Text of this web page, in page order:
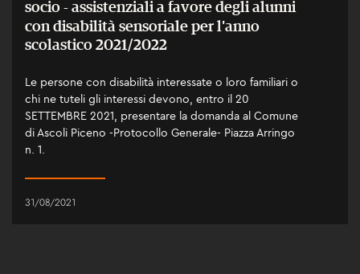
socio - assistenziali a favore degli alunni
con disabilità sensoriale per l'anno
scolastico 2021/2022
Le persone con disabilità interessate o loro familiari o
chi ne tuteli gli interessi devono, entro il 20
SETTEMBRE 2021, presentare la domanda al Comune
di Ascoli Piceno -Protocollo Generale- Piazza Arringo
n. 1.
31/08/2021